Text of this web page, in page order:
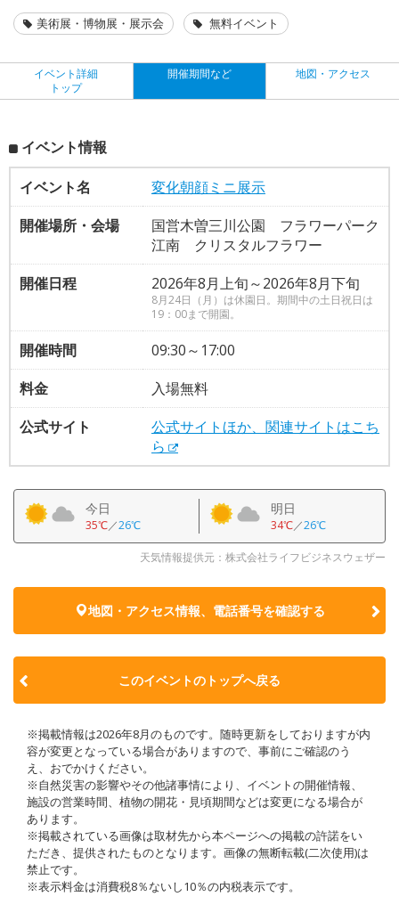
美術展・博物展・展示会 無料イベント
イベント詳細
トップ
開催期間など 地図・アクセス
イベント情報
イベント名
変化朝顔ミニ展示
開催場所・会場
国営木曽三川公園 フラワーパーク
江南 クリスタルフラワー
開催日程
2026年8月上旬～2026年8月下旬
8月24日（月）は休園日。期間中の土日祝日は
19：00まで開園。
開催時間
09:30～17:00
料金
入場無料
公式サイト
公式サイトほか、関連サイトはこち
ら
今日
35℃／26℃
明日
34℃／26℃
天気情報提供元：株式会社ライフビジネスウェザー
地図・アクセス情報、電話番号を確認する
このイベントのトップへ戻る
※掲載情報は2026年8月のものです。随時更新をしておりますが内
容が変更となっている場合がありますので、事前にご確認のう
え、おでかけください。
※自然災害の影響やその他諸事情により、イベントの開催情報、
施設の営業時間、植物の開花・見頃期間などは変更になる場合が
あります。
※掲載されている画像は取材先から本ページへの掲載の許諾をい
ただき、提供されたものとなります。画像の無断転載(二次使用)は
禁止です。
※表示料金は消費税8％ないし10％の内税表示です。